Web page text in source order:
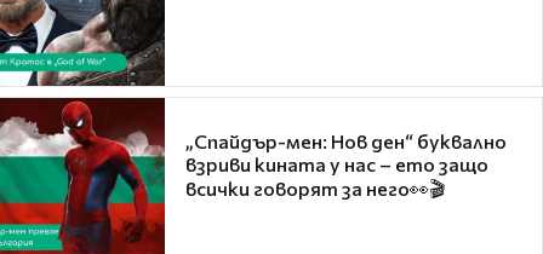
„Спайдър-мен: Нов ден“ буквално
взриви кината у нас – ето защо
всички говорят за него👀🎬